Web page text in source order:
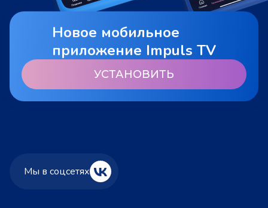
Новое мобильное
приложение Impuls TV
УСТАНОВИТЬ
Мы в соцсетях